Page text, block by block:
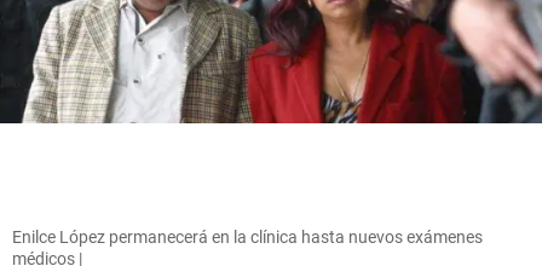
Enilce López permanecerá en la clínica hasta nuevos exámenes
médicos |